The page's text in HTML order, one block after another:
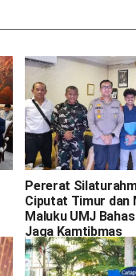
Pererat
Ciputat Timur dan
Maluku UMJ
Jaga Kamtibmas